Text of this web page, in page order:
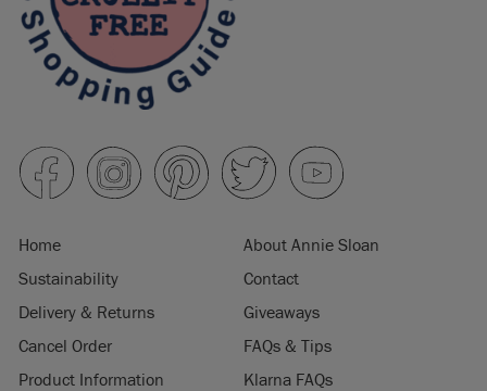
Home
About Annie Sloan
Sustainability
Contact
Delivery & Returns
Giveaways
Cancel Order
FAQs & Tips
Product Information
Klarna FAQs